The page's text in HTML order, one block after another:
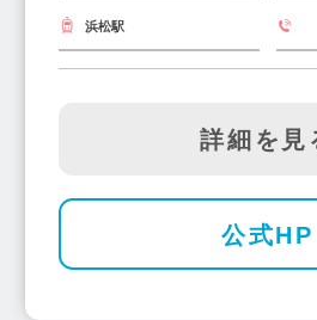
浜松駅
詳細を見
公式HP